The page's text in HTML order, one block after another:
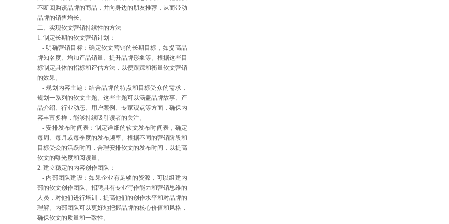
不断回购该品牌的商品，并向身边的朋友推荐，从而带动
品牌的销售增长。
二、实现软文营销持续性的方法
1. 制定长期的软文营销计划：
- 明确营销目标：确定软文营销的长期目标，如提高品
牌知名度、增加产品销量、提升品牌形象等。根据这些目
标制定具体的指标和评估方法，以便跟踪和衡量软文营销
的效果。
- 规划内容主题：结合品牌的特点和目标受众的需求，
规划一系列的软文主题。这些主题可以涵盖品牌故事、产
品介绍、行业动态、用户案例、专家观点等方面，确保内
容丰富多样，能够持续吸引读者的关注。
- 安排发布时间表：制定详细的软文发布时间表，确定
每周、每月或每季度的发布频率。根据不同的营销阶段和
目标受众的活跃时间，合理安排软文的发布时间，以提高
软文的曝光度和阅读量。
2. 建立稳定的内容创作团队：
- 内部团队建设：如果企业有足够的资源，可以组建内
部的软文创作团队。招聘具有专业写作能力和营销思维的
人员，对他们进行培训，提高他们的创作水平和对品牌的
理解。内部团队可以更好地把握品牌的核心价值和风格，
确保软文的质量和一致性。